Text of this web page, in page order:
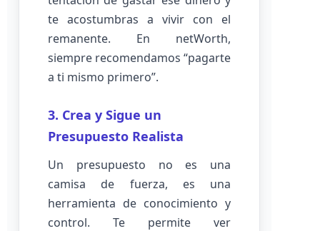
te acostumbras a vivir con el
remanente. En netWorth,
siempre recomendamos “pagarte
a ti mismo primero”.
3. Crea y Sigue un
Presupuesto Realista
Un presupuesto no es una
camisa de fuerza, es una
herramienta de conocimiento y
control. Te permite ver